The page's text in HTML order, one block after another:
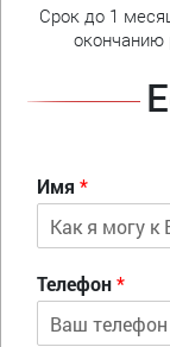
Срок до 1
окончанию
Имя *
Телефон*